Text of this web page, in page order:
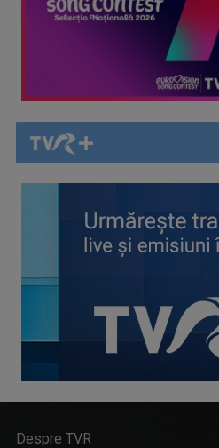
Despre TVR